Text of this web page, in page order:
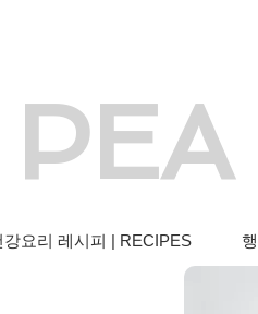
강요리 레시피 | RECIPES